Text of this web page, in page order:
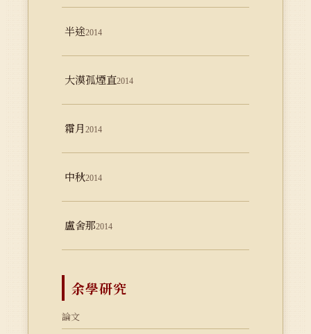
半途2014
大漠孤煙直2014
霜月 2014
中秋2014
盧舍那2014
余學研究
論文